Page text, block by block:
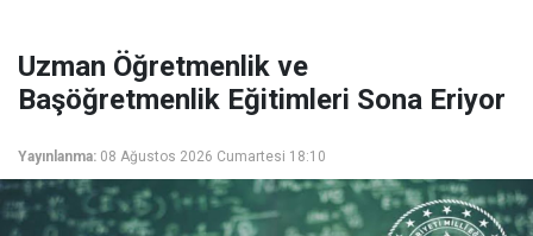
Uzman Öğretmenlik ve
Başöğretmenlik Eğitimleri Sona Eriyor
Yayınlanma: 08 Ağustos 2026 Cumartesi 18:10